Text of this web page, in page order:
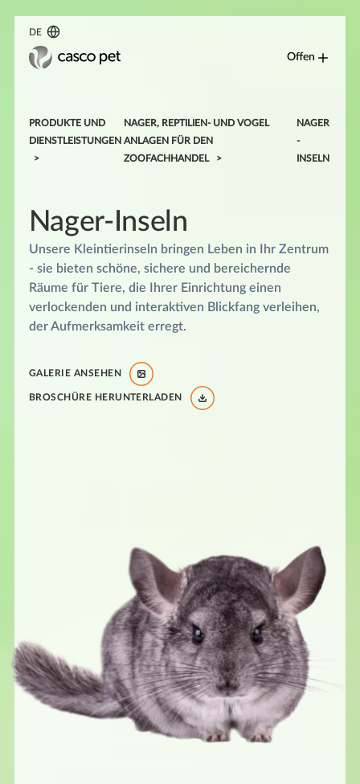
DE
Offen
PRODUKTE UND
DIENSTLEISTUNGEN
NAGER, REPTILIEN- UND VOGEL
ANLAGEN FÜR DEN
ZOOFACHHANDEL
NAGER
-
INSELN
Nager-Inseln
Unsere Kleintierinseln bringen Leben in Ihr Zentrum
- sie bieten schöne, sichere und bereichernde
Räume für Tiere, die Ihrer Einrichtung einen
verlockenden und interaktiven Blickfang verleihen,
der Aufmerksamkeit erregt.
GALERIE ANSEHEN
BROSCHÜRE HERUNTERLADEN